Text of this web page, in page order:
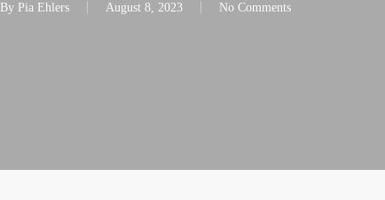
By Pia Ehlers August 8, 2023 No Comments